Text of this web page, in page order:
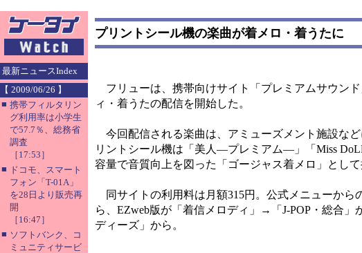
最新ニュースIndex
【 2009/06/26 】
■ 携帯フィルタリン
グ利用率は小学生
で57.7％、総務省
調査
［17:53］
■ ドコモ、スマート
フォン「T-01A」
を28日より販売再
開
［16:47］
■ ソフトバンク、コ
ミュニティサービ
プリントシール機の楽曲が着メロ・着うたに
フリューは、携帯向けサイト「プレミアムサウン
ィ・着うたの配信を開始した。
今回配信される楽曲は、アミューズメント施設な
リントシール機は「美人―プレミアム―」「Miss
容量で音質向上を図った「ゴージャス着メロ」として
同サイトの利用料は月額315円。公式メニューから
ら、EZweb版が「着信メロディ」→「J-POP・総合
ディーズ」から。